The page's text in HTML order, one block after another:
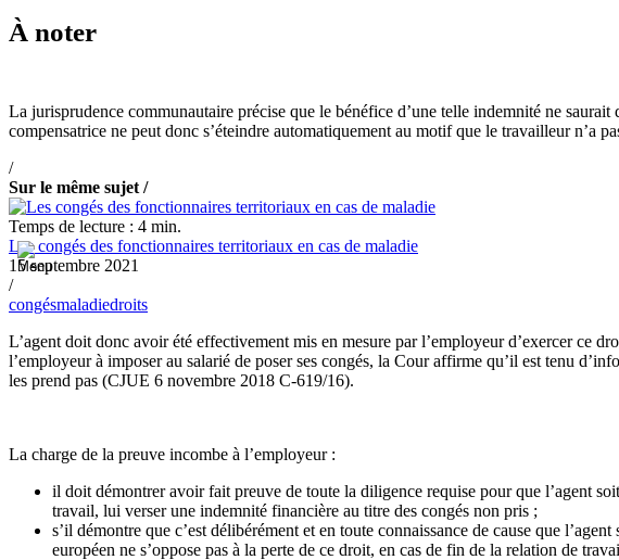
À noter
La jurisprudence communautaire précise que le bénéfice d’une telle indemnité ne
compensatrice ne peut donc s’éteindre automatiquement au motif que le travailleur n’a
/
Sur le même sujet /
Temps de lecture : 4 min.
Les congés des fonctionnaires territoriaux en cas de maladie
15 septembre 2021
/
congésmaladiedroits
L’agent doit donc avoir été effectivement mis en mesure par l’employeur d’exercer ce
l’employeur à imposer au salarié de poser ses congés, la Cour affirme qu’il est tenu
les prend pas (CJUE 6 novembre 2018 C-619/16).
La charge de la preuve incombe à l’employeur :
il doit démontrer avoir fait preuve de toute la diligence requise pour que l’agent
travail, lui verser une indemnité financière au titre des congés non pris ;
s’il démontre que c’est délibérément et en toute connaissance de cause que
européen ne s’oppose pas à la perte de ce droit, en cas de fin de la relation de